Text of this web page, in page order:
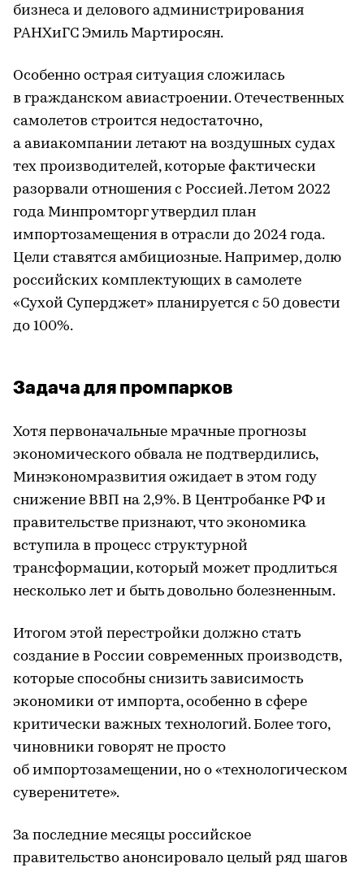
бизнеса и делового администрирования
РАНХиГС Эмиль Мартиросян.
Особенно острая ситуация сложилась
в гражданском авиастроении. Отечественных
самолетов строится недостаточно,
а авиакомпании летают на воздушных судах
тех производителей, которые фактически
разорвали отношения с Россией. Летом 2022
года Минпромторг утвердил план
импортозамещения в отрасли до 2024 года.
Цели ставятся амбициозные. Например, долю
российских комплектующих в самолете
«Сухой Суперджет» планируется с 50 довести
до 100%.
Задача для промпарков
Хотя первоначальные мрачные прогнозы
экономического обвала не подтвердились,
Минэкономразвития ожидает в этом году
снижение ВВП на 2,9%. В Центробанке РФ и
правительстве признают, что экономика
вступила в процесс структурной
трансформации, который может продлиться
несколько лет и быть довольно болезненным.
Итогом этой перестройки должно стать
создание в России современных производств,
которые способны снизить зависимость
экономики от импорта, особенно в сфере
критически важных технологий. Более того,
чиновники говорят не просто
об импортозамещении, но о «технологическом
суверенитете».
За последние месяцы российское
правительство анонсировало целый ряд шагов